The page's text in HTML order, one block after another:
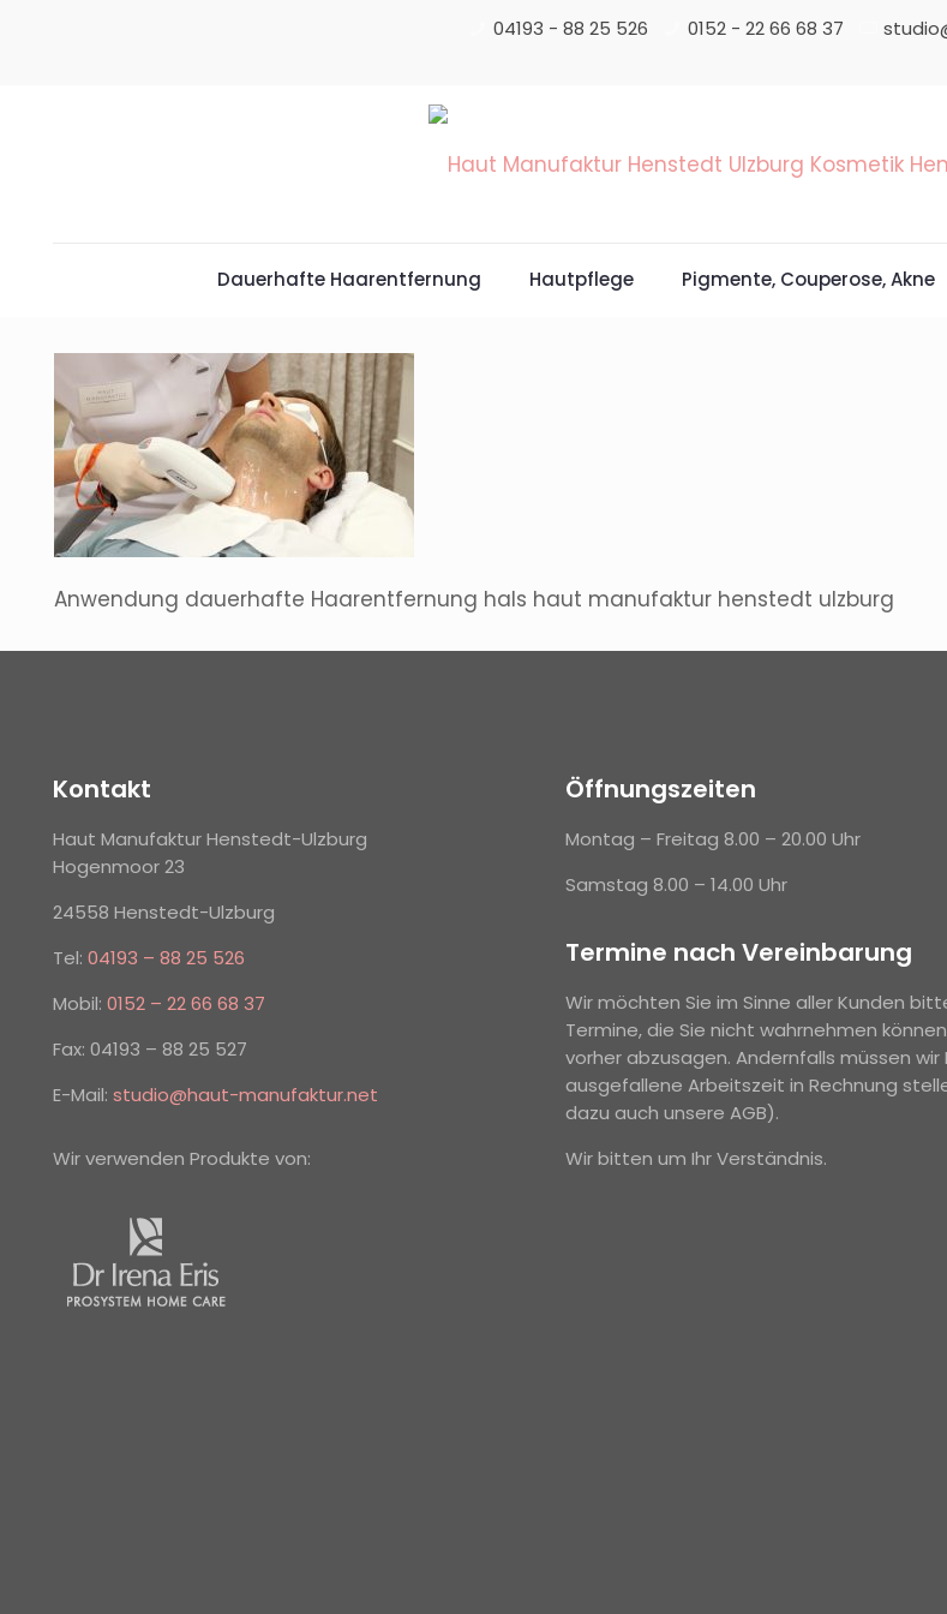
04193 - 88 25 526 0152 - 22 66 68 37
Dauerhafte Haarentfernung Hautpflege Pigmente, Couperose, Akne
Anwendung dauerhafte Haarentfernung hals haut manufaktur henstedt ulzburg
Kontakt
Haut Manufaktur Henstedt-Ulzburg
Hogenmoor 23
24558 Henstedt-Ulzburg
Tel: 04193 – 88 25 526
Mobil: 0152 – 22 66 68 37
Fax: 04193 – 88 25 527
E-Mail: studio@haut-manufaktur.net
Wir verwenden Produkte von:
Öffnungszeiten
Montag – Freitag 8.00 – 20.00 Uhr
Samstag 8.00 – 14.00 Uhr
Termine nach Vereinbarung
Wir möchten Sie im Sinne aller Kunden
Termine, die Sie nicht wahrnehmen
vorher abzusagen. Andernfalls müssen wir
ausgefallene Arbeitszeit in Rechnung
dazu auch unsere AGB).
Wir bitten um Ihr Verständnis.